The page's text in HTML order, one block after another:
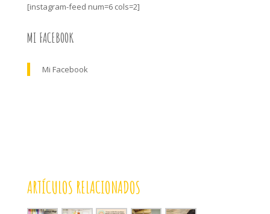
[instagram-feed num=6 cols=2]
MI FACEBOOK
Mi Facebook
ARTÍCULOS RELACIONADOS